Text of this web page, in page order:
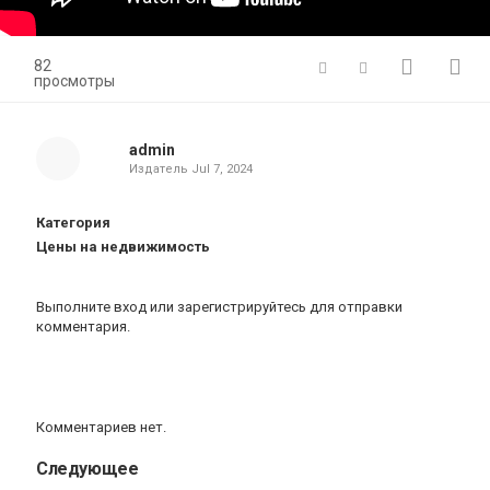
82
просмотры
admin
Издатель Jul 7, 2024
Категория
Цены на недвижимость
Выполните вход или зарегистрируйтесь для отправки
комментария.
Комментариев нет.
Следующее